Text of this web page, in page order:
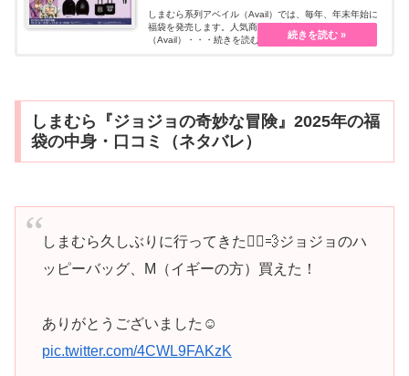
しまむら系列アベイル（Avail）では、毎年、年末年始に
福袋を発売します。人気商品は売り切れ必至！アベイル
（Avail）・・・続きを読む
しまむら『ジョジョの奇妙な冒険』2025年の福
袋の中身・口コミ（ネタバレ）
しまむら久しぶりに行ってきた🤸‍♀️💨ジョジョのハ
ッピーバッグ、M（イギーの方）買えた！
ありがとうございました☺️
pic.twitter.com/4CWL9FAKzK